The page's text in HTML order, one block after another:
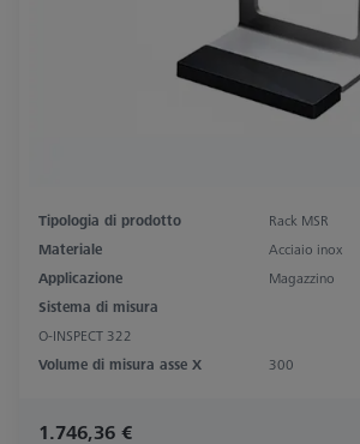
Tipologia di prodotto
Rack MSR
Materiale
Acciaio inox
Applicazione
Magazzino
Sistema di misura
O-INSPECT 322
Volume di misura asse X
300
1.746,36 €